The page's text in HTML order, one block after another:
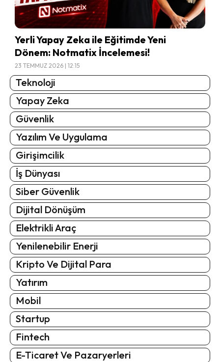
Yerli Yapay Zeka ile Eğitimde Yeni
Dönem: Notmatix İncelemesi!
23 TEMMUZ 2026 | 12:15
Teknoloji
Yapay Zeka
Güvenlik
Yazılım Ve Uygulama
Girişimcilik
İş Dünyası
Siber Güvenlik
Dijital Dönüşüm
Elektrikli Araç
Yenilenebilir Enerji
Kripto Ve Dijital Para
Yatırım
Mobil
Startup
Fintech
E-Ticaret Ve Pazaryerleri